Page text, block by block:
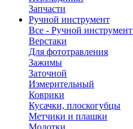
Запчасти
Ручной инструмент
Все - Ручной инструмент
Верстаки
Для фототравления
Зажимы
Заточной
Измерительный
Коврики
Кусачки, плоскогубцы
Метчики и плашки
Молотки